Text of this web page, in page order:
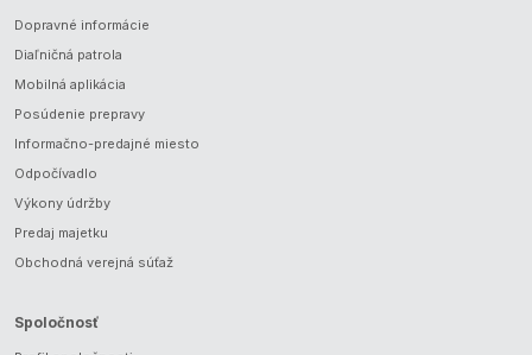
Dopravné informácie
Diaľničná patrola
Mobilná aplikácia
Posúdenie prepravy
Informačno-predajné miesto
Odpočívadlo
Výkony údržby
Predaj majetku
Obchodná verejná súťaž
Spoločnosť